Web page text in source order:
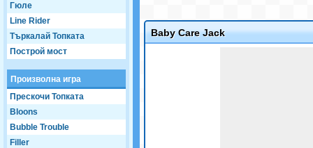
Гюле
Line Rider
Търкалай Топката
Построй мост
Произволна игра
Прескочи Топката
Bloons
Bubble Trouble
Filler
Baby Care Jack